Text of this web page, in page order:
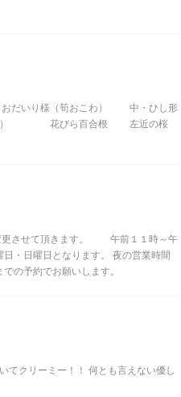
だいり様（筍おこわ） 中・ひし形
のり） 花びら百合根 左近の桜
させて頂きます。 午前１１時～午
日曜日となります。 夜の営業時間
の予約でお願いします。
てクリーミー！！ 何とも言えない優し